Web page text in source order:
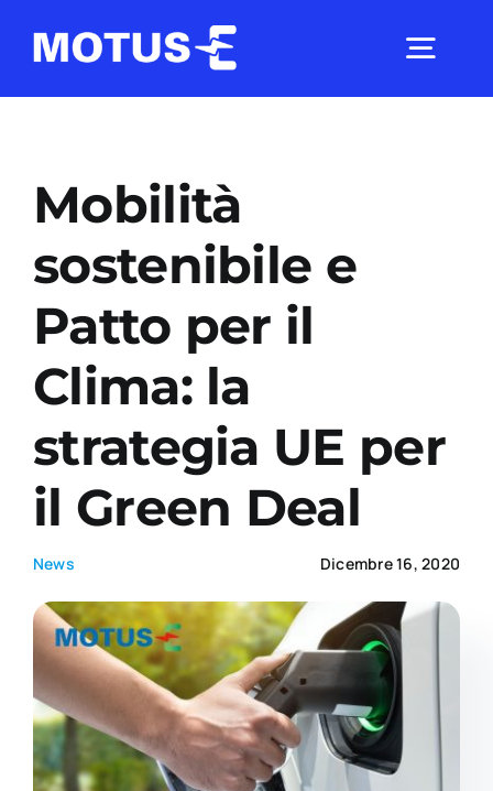
Studi e ricerche
Analisi di mercato
Utilità
Comunicati Stampa
Mobilità
sostenibile e
Patto per il
Clima: la
strategia UE per
il Green Deal
News Dicembre 16, 2020